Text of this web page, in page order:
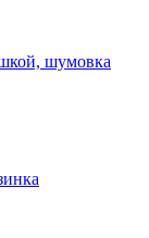
шумовка